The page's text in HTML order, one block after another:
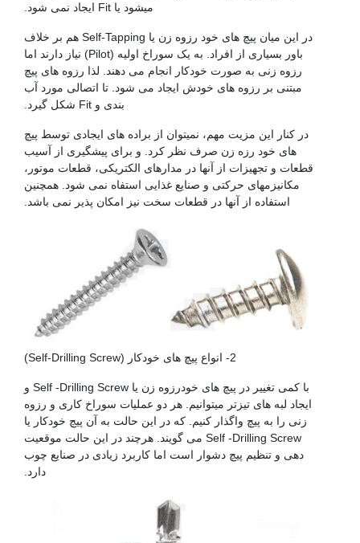
میشود یا Fit ایجاد نمی شود.
در این میان پیچ های خود رزوه زن یا Self-Tapping هم بر خلاف
باور بسیاری از افراد. به یک سوراخ اولیه (Pilot) نیاز دارند اما
رزوه زنی به صورت خودکار انجام می دهند. لذا رزوه های پیچ
مبتنی بر رزوه های خودش ایجاد می شود. تا اتصالی مورد آب
بندی و Fit شکل گیرد.
در کنار این مزیت مهم، نمیتوان از براده های ایجادی توسط پیچ
های خود رزه زن صرف نظر کرد. و برای پیشگیری از آسیب
قطعات و تجهیزات از آنها در مدارهای الکتریکی، قطعات موتور،
مکانیزمهای حرکتی و صنایع غذایی استفاه نمی شود. همچنین
استفاده از آنها در قطعات سخت نیز امکان پذیر نمی باشد.
2- انواع پیچ های خودکار (Self-Drilling Screw)
با کمی تغییر در پیچ های خودرزوه زن یا Self -Drilling Screw و
ایجاد لبه های تیزتر میتوانیم. هر دو عملیات سوراخ کاری و رزوه
زنی را به پیچ واگذار کنیم. که در این حالت به آن پیچ خودکار یا
Self -Drilling Screw می گویند. هرچند در این حالت موقعیت
دهی و تنظیم پیچ دشوار است اما کاربرد زیادی در صنایع چوب
دارد.